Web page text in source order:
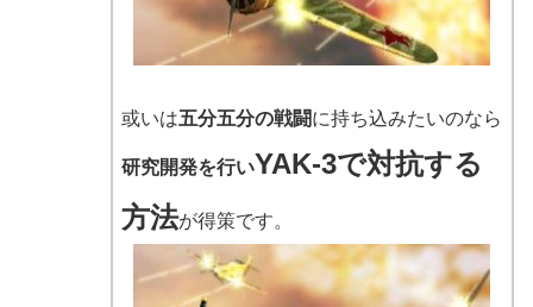
或いは五分五分の戦闘に持ち込みたいのなら
研究開発を行いYAK-3で対抗する
方法が得策です。